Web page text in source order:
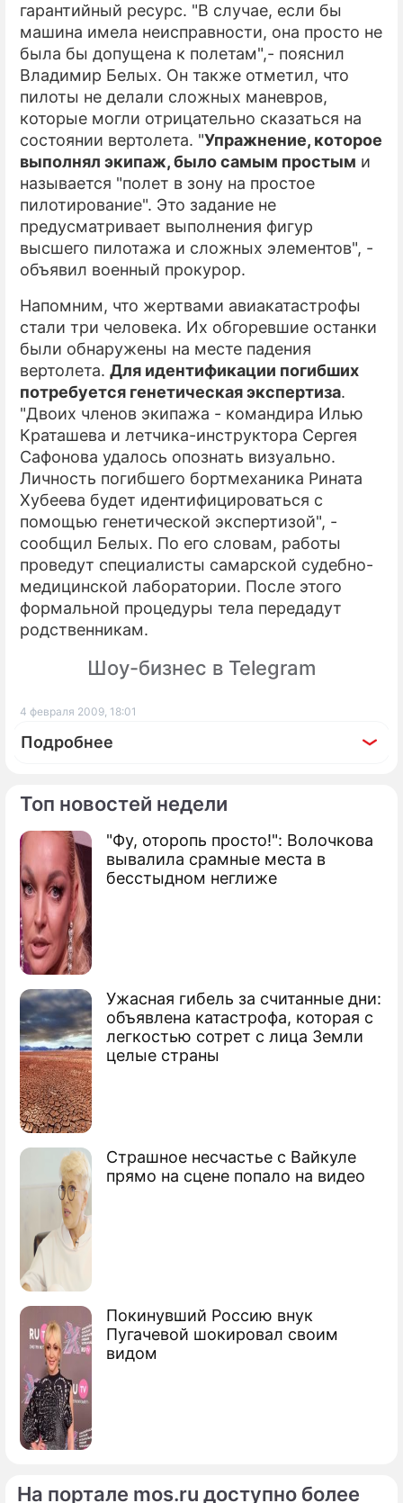
Топ новостей недели
"Фу, оторопь просто!": Волочкова
вывалила срамные места в
бесстыдном неглиже
Ужасная гибель за считанные дни:
объявлена катастрофа, которая с
легкостью сотрет с лица Земли
целые страны
Страшное несчастье с Вайкуле
прямо на сцене попало на видео
Покинувший Россию внук
Пугачевой шокировал своим
видом
гарантийный ресурс. "В случае, если бы
машина имела неисправности, она просто не
была бы допущена к полетам",- пояснил
Владимир Белых. Он также отметил, что
пилоты не делали сложных маневров,
которые могли отрицательно сказаться на
состоянии вертолета. "Упражнение, которое
выполнял экипаж, было самым простым и
называется "полет в зону на простое
пилотирование". Это задание не
предусматривает выполнения фигур
высшего пилотажа и сложных элементов", -
объявил военный прокурор.
Напомним, что жертвами авиакатастрофы
стали три человека. Их обгоревшие останки
были обнаружены на месте падения
вертолета. Для идентификации погибших
потребуется генетическая экспертиза.
"Двоих членов экипажа - командира Илью
Краташева и летчика-инструктора Сергея
Сафонова удалось опознать визуально.
Личность погибшего бортмеханика Рината
Хубеева будет идентифицироваться с
помощью генетической экспертизой", -
сообщил Белых. По его словам, работы
проведут специалисты самарской судебно-
медицинской лаборатории. После этого
формальной процедуры тела передадут
родственникам.
Шоу-бизнес в Telegram
4 февраля 2009, 18:01
Подробнее
По теме
Продолжение: Локомотив
Ми-24
Два военных вертолета США упали на
Ирак
Сюжеты
Катастрофа
На портале mos.ru доступно более